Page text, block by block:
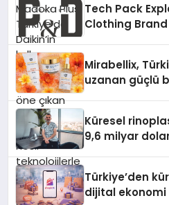
teknolojilerle
VRV kontrol
Türkiye’de
dokunmatik
desteği ve
sayesinde
yönetimini
verimli hale
verimliliğini
Tech Pack
Clothing
Mirabellix,
uzanan güçlü
Küresel
9,6 milyar
Türkiye’den
dijital ekonomi